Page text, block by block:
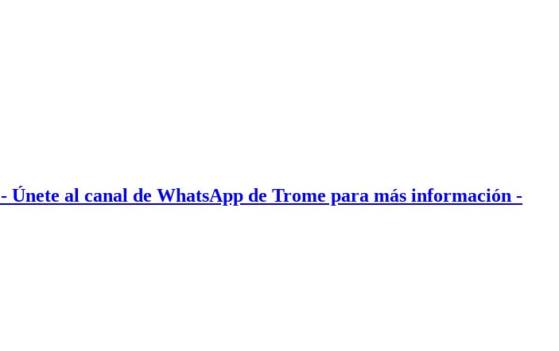
- Únete al canal de WhatsApp de Trome para más información -